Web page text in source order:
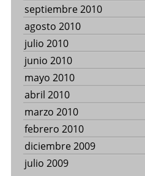
septiembre 2010
agosto 2010
julio 2010
junio 2010
mayo 2010
abril 2010
marzo 2010
febrero 2010
diciembre 2009
julio 2009